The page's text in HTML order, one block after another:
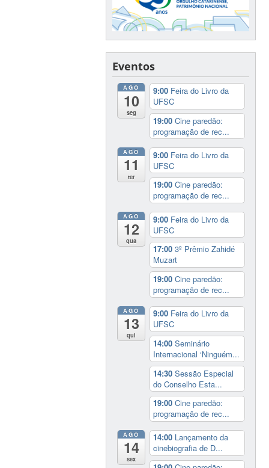
Eventos
AGO
10
seg
9:00 Feira do Livro da
UFSC
19:00Cine paredão:
programação de rec...
AGO
11
ter
9:00 Feira do Livro da
UFSC
19:00Cine paredão:
programação de rec...
AGO
12
qua
9:00 Feira do Livro da
UFSC
17:003º Prêmio Zahidé
Muzart
19:00Cine paredão:
programação de rec...
AGO
13
qui
9:00 Feira do Livro da
UFSC
14:00Seminário
Internacional ‘Ninguém...
14:30Sessão Especial
do Conselho Esta...
19:00Cine paredão:
programação de rec...
AGO
14
sex
14:00 Lançamento da
cinebiografia de D...